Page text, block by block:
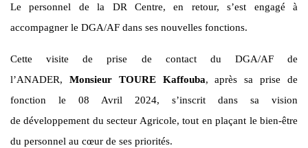
Le personnel de la DR Centre, en retour, s’est engagé à
accompagner le DGA/AF dans ses nouvelles fonctions.
Cette visite de prise de contact du DGA/AF de
l’ANADER, Monsieur TOURE Kaffouba, après sa prise de
fonction le 08 Avril 2024, s’inscrit dans sa vision
de développement du secteur Agricole, tout en plaçant le bien-être
du personnel au cœur de ses priorités.